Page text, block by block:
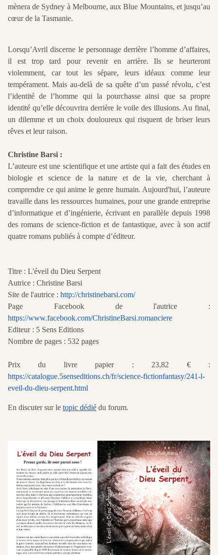
mènera de Sydney à Melbourne, aux Blue Mountains, et jusqu’au
cœur de la Tasmanie.
Lorsqu’Avril discerne le personnage derrière l’homme d’affaires,
il est trop tard pour revenir en arrière. Ils se heurteront
violemment, car tout les sépare, leurs idéaux comme leur
tempérament. Mais au-delà de sa quête d’un passé révolu, c’est
l’identité de l’homme qui la pourchasse ainsi que sa propre
identité qu’elle découvrira derrière le voile des illusions. Au final,
un dilemme et un choix douloureux qui risquent de briser leurs
rêves et leur raison.
Christine Barsi :
L’auteure est une scientifique et une artiste qui a fait des études en
biologie et science de la nature et de la vie, cherchant à
comprendre ce qui anime le genre humain. Aujourd'hui, l’auteure
travaille dans les ressources humaines, pour une grande entreprise
d’informatique et d’ingénierie, écrivant en parallèle depuis 1998
des romans de science-fiction et de fantastique, avec à son actif
quatre romans publiés à compte d’éditeur.
Titre : L'éveil du Dieu Serpent
Autrice : Christine Barsi
Site de l'autrice : http://christinebarsi.com/
Page Facebook de l'autrice :
https://www.facebook.com/ChristineBarsi.romanciere
Editeur : 5 Sens Editions
Nombre de pages : 532 pages
Prix du livre papier : 23,82 € :
https://catalogue.5senseditions.ch/fr/science-fictionfantasy/241-l-
eveil-du-dieu-serpent.html
En discuter sur le topic dédié du forum.